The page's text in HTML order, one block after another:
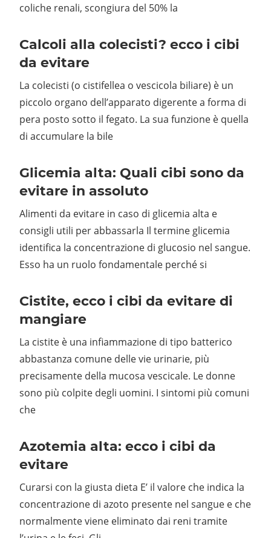
coliche renali, scongiura del 50% la
Calcoli alla colecisti? ecco i cibi
da evitare
La colecisti (o cistifellea o vescicola biliare) è un
piccolo organo dell’apparato digerente a forma di
pera posto sotto il fegato. La sua funzione è quella
di accumulare la bile
Glicemia alta: Quali cibi sono da
evitare in assoluto
Alimenti da evitare in caso di glicemia alta e
consigli utili per abbassarla Il termine glicemia
identifica la concentrazione di glucosio nel sangue.
Esso ha un ruolo fondamentale perché si
Cistite, ecco i cibi da evitare di
mangiare
La cistite è una infiammazione di tipo batterico
abbastanza comune delle vie urinarie, più
precisamente della mucosa vescicale. Le donne
sono più colpite degli uomini. I sintomi più comuni
che
Azotemia alta: ecco i cibi da
evitare
Curarsi con la giusta dieta E’ il valore che indica la
concentrazione di azoto presente nel sangue e che
normalmente viene eliminato dai reni tramite